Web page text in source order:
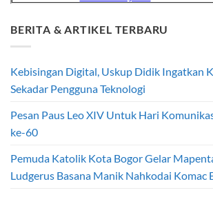
BERITA & ARTIKEL TERBARU
Kebisingan Digital, Uskup Didik Ingatkan
Sekadar Pengguna Teknologi
Pesan Paus Leo XIV Untuk Hari
ke-60
Pemuda Katolik Kota Bogor Gelar
Ludgerus Basana Manik Nahkodai Komac